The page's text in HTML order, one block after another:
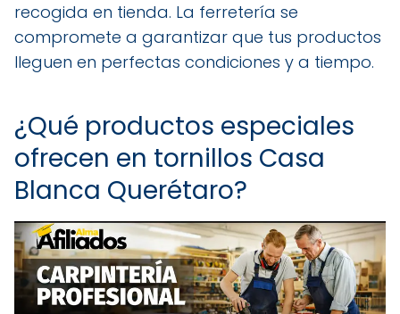
recogida en tienda. La ferretería se
compromete a garantizar que tus productos
lleguen en perfectas condiciones y a tiempo.
¿Qué productos especiales
ofrecen en tornillos Casa
Blanca Querétaro?